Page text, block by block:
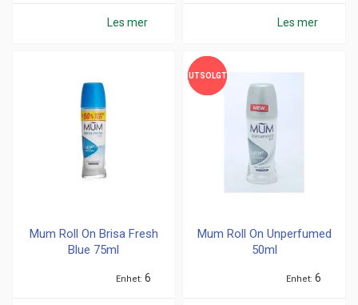
Les mer Les mer
Mum Roll On Brisa Fresh
Blue 75ml
Enhet 6
UTSOLGT
UTSOLGT
Mum Roll On Unperfumed
50ml
Enhet 6